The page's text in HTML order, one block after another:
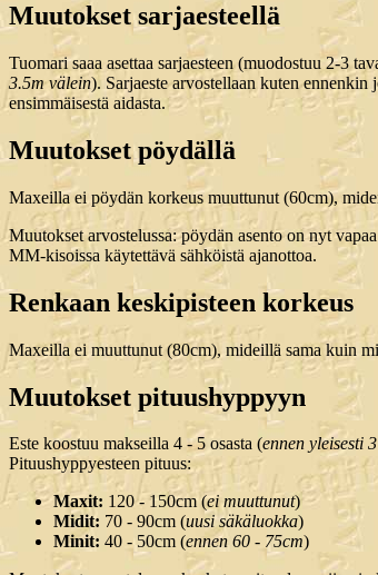
Muutokset sarjaesteellä
Tuomari saaa asettaa sarjaesteen (muodostuu 2-3
3.5m välein). Sarjaeste arvostellaan kuten ennenkin
ensimmäisestä aidasta.
Muutokset pöydällä
Maxeilla ei pöydän korkeus muuttunut (60cm),
Muutokset arvostelussa: pöydän asento on nyt
MM-kisoissa käytettävä sähköistä ajanottoa.
Renkaan keskipisteen korkeus
Maxeilla ei muuttunut (80cm), mideillä sama kuin
Muutokset pituushyppyyn
Este koostuu makseilla 4 - 5 osasta (ennen yleisesti
Pituushyppyesteen pituus:
Maxit: 120 - 150cm (ei muuttunut)
Midit: 70 - 90cm (uusi säkäluokka)
Minit: 40 - 50cm (ennen 60 - 75cm)